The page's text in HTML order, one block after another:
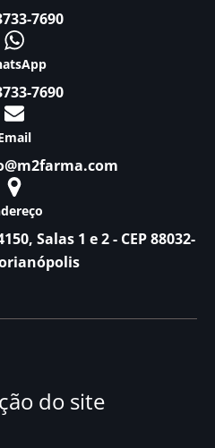
7690
7690
Salas 1 e 2 - CEP 88032-
do site